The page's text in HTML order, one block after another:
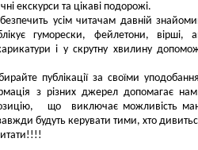
екскурси та цікаві подорожі.
усім читачам давній
гуморески, фейлетони, вірші,
і у скрутну хвилину
публікації за своїми
з різних джерел допомагає нам
що виключає можливість
будуть керувати тими, хто